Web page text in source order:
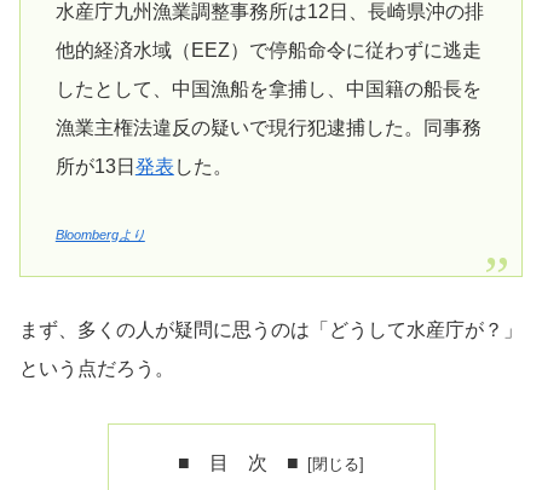
水産庁九州漁業調整事務所は12日、長崎県沖の排
他的経済水域（EEZ）で停船命令に従わずに逃走
したとして、中国漁船を拿捕し、中国籍の船長を
漁業主権法違反の疑いで現行犯逮捕した。同事務
所が13日 発表 した。
Bloombergより
まず、多くの人が疑問に思うのは「どうして水産庁が？」
という点だろう。
■ 目 次 ■